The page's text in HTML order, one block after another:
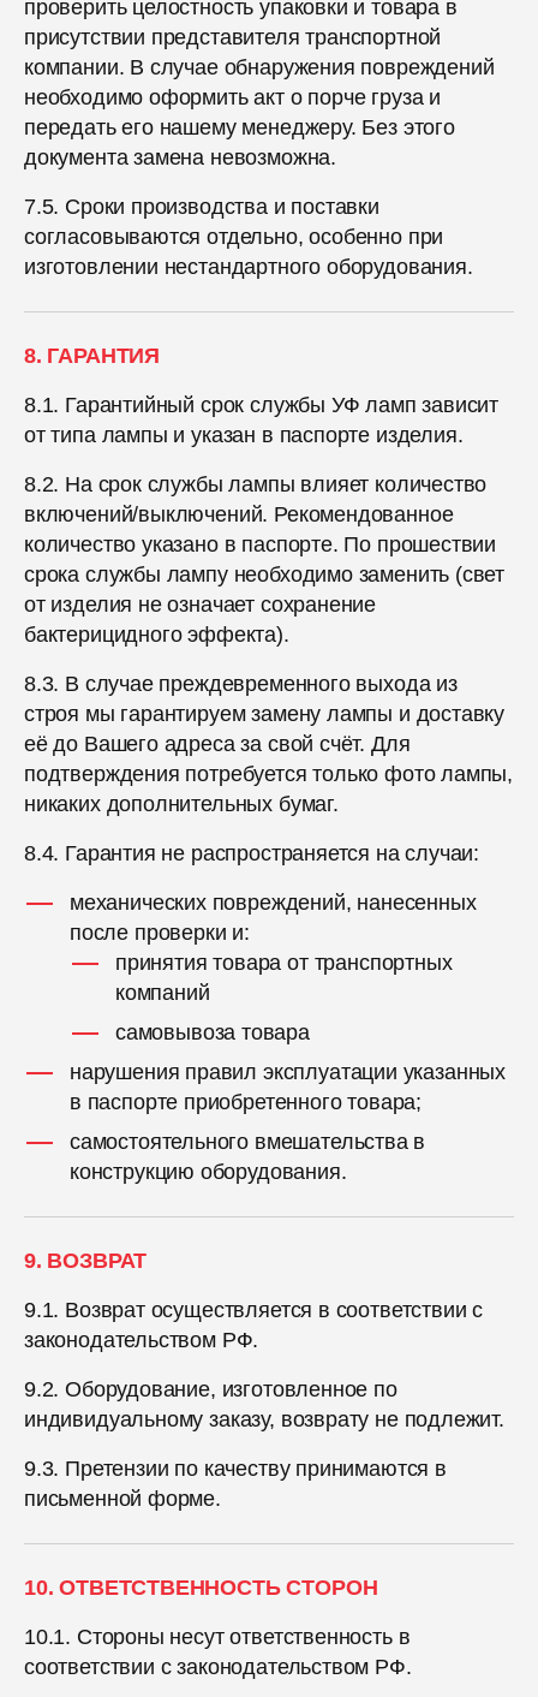
проверить целостность упаковки и товара в
присутствии представителя транспортной
компании. В случае обнаружения повреждений
необходимо оформить акт о порче груза и
передать его нашему менеджеру. Без этого
документа замена невозможна.
7.5. Сроки производства и поставки
согласовываются отдельно, особенно при
изготовлении нестандартного оборудования.
8. ГАРАНТИЯ
8.1. Гарантийный срок службы УФ ламп зависит
от типа лампы и указан в паспорте изделия.
8.2. На срок службы лампы влияет количество
включений/выключений. Рекомендованное
количество указано в паспорте. По прошествии
срока службы лампу необходимо заменить (свет
от изделия не означает сохранение
бактерицидного эффекта).
8.3. В случае преждевременного выхода из
строя мы гарантируем замену лампы и доставку
её до Вашего адреса за свой счёт. Для
подтверждения потребуется только фото лампы,
никаких дополнительных бумаг.
8.4. Гарантия не распространяется на случаи:
механических повреждений, нанесенных
после проверки и:
принятия товара от транспортных
компаний
самовывоза товара
нарушения правил эксплуатации указанных
в паспорте приобретенного товара;
самостоятельного вмешательства в
конструкцию оборудования.
9. ВОЗВРАТ
9.1. Возврат осуществляется в соответствии с
законодательством РФ.
9.2. Оборудование, изготовленное по
индивидуальному заказу, возврату не подлежит.
9.3. Претензии по качеству принимаются в
письменной форме.
10. ОТВЕТСТВЕННОСТЬ СТОРОН
10.1. Стороны несут ответственность в
соответствии с законодательством РФ.